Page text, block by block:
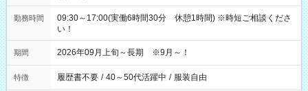
勤務時間
09:30～17:00(実働6時間30分 休憩1時間) ※時短ご相談くださ
い！
期間 2026年09月上旬～長期 ※9月～！
特徴 履歴書不要 / 40～50代活躍中 / 服装自由